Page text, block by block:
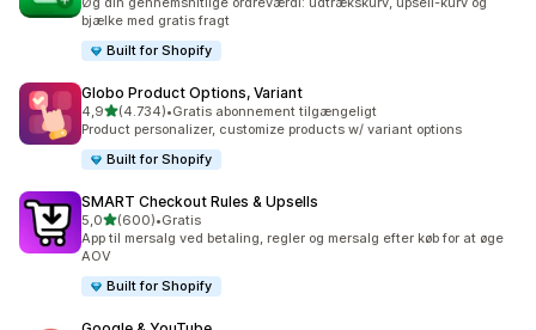
bjælke med gratis fragt
Built for Shopify
Globo Product Options, Variant
4,9ud af 5 stjerner
(4.734)
4734 anmeldelser i alt
•Gratis abonnement tilgængeligt
Product personalizer, customize products w/ variant options
Built for Shopify
SMART Checkout Rules & Upsells
5,0ud af 5 stjerner
(600)
600 anmeldelser i alt
•Gratis
App til mersalg ved betaling, regler og mersalg efter køb for at øge
AOV
Built for Shopify